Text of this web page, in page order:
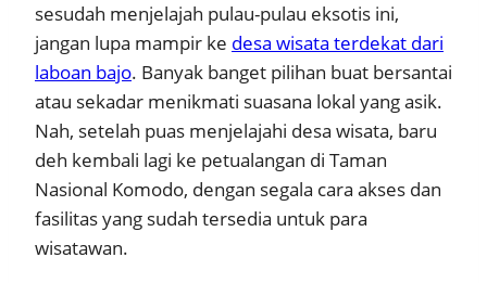
sesudah menjelajah pulau-pulau eksotis ini,
jangan lupa mampir ke desa wisata terdekat dari
laboan bajo. Banyak banget pilihan buat bersantai
atau sekadar menikmati suasana lokal yang asik.
Nah, setelah puas menjelajahi desa wisata, baru
deh kembali lagi ke petualangan di Taman
Nasional Komodo, dengan segala cara akses dan
fasilitas yang sudah tersedia untuk para
wisatawan.